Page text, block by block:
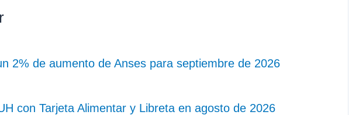
2% de aumento de Anses para septiembre de 2026
con Tarjeta Alimentar y Libreta en agosto de 2026